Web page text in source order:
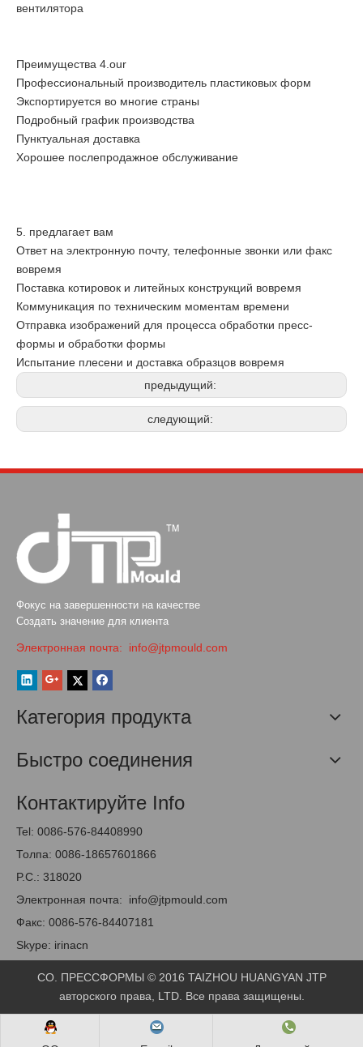
вентилятора
Преимущества 4.our
Профессиональный производитель пластиковых форм
Экспортируется во многие страны
Подробный график производства
Пунктуальная доставка
Хорошее послепродажное обслуживание
5. предлагает вам
Ответ на электронную почту, телефонные звонки или факс
вовремя
Поставка котировок и литейных конструкций вовремя
Коммуникация по техническим моментам времени
Отправка изображений для процесса обработки пресс-
формы и обработки формы
Испытание плесени и доставка образцов вовремя
предыдущий:
следующий:
Фокус на завершенности на качестве
Создать значение для клиента
Электронная почта: info@jtpmould.com
Категория продукта
Быстро соединения
Контактируйте Info
Tel: 0086-576-84408990
Толпа: 0086-18657601866
P.C.: 318020
Электронная почта: info@jtpmould.com
Факс: 0086-576-84407181
Skype: irinacn
CO. ПРЕССФОРМЫ © 2016 TAIZHOU HUANGYAN JTP
авторского права , LTD. Все права защищены.